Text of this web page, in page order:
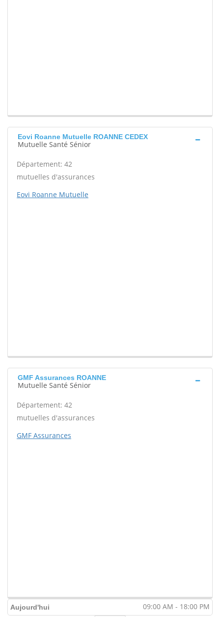
Eovi Roanne Mutuelle ROANNE CEDEX
Mutuelle Santé Sénior
Département: 42
mutuelles d'assurances
Eovi Roanne Mutuelle
GMF Assurances ROANNE
Mutuelle Santé Sénior
Département: 42
mutuelles d'assurances
GMF Assurances
Aujourd'hui 09:00 AM - 18:00 PM